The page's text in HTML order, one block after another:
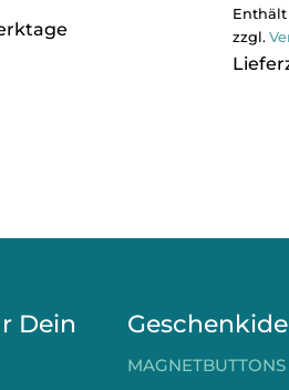
Enthält
zzgl.
Dein
MAGNETBUTTONS